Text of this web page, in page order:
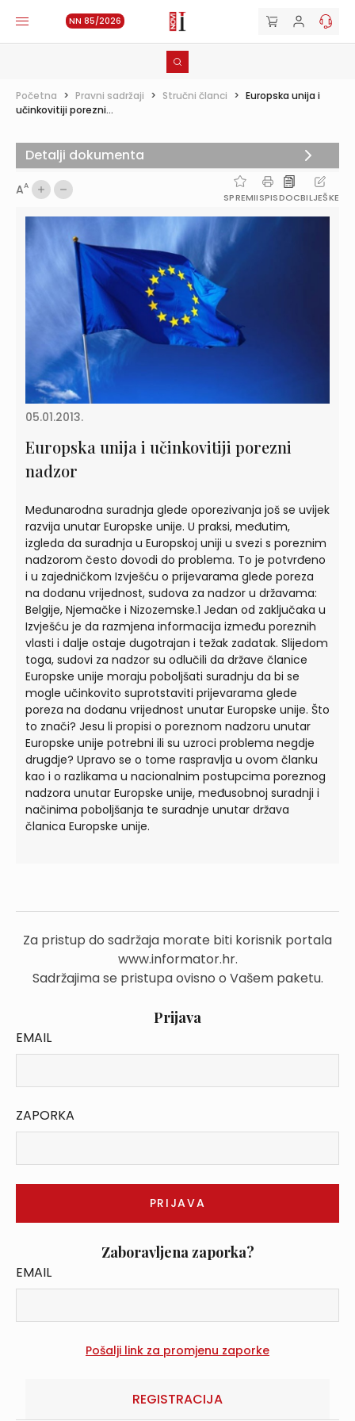
NN 85/2026
Početna > Pravni sadržaji > Stručni članci > Europska unija i
učinkovitiji porezni...
AA
SPREMIISPISDOCBILJEŠKE
05.01.2013.
Europska unija i učinkovitiji porezni
nadzor
Međunarodna suradnja glede oporezivanja još se uvijek
razvija unutar Europske unije. U praksi, međutim,
izgleda da suradnja u Europskoj uniji u svezi s poreznim
nadzorom često dovodi do problema. To je potvrđeno
i u zajedničkom Izvješću o prijevarama glede poreza
na dodanu vrijednost, sudova za nadzor u državama:
Belgije, Njemačke i Nizozemske.1 Jedan od zaključaka u
Izvješću je da razmjena informacija između poreznih
vlasti i dalje ostaje dugotrajan i težak zadatak. Slijedom
toga, sudovi za nadzor su odlučili da države članice
Europske unije moraju poboljšati suradnju da bi se
mogle učinkovito suprotstaviti prijevarama glede
poreza na dodanu vrijednost unutar Europske unije. Što
to znači? Jesu li propisi o poreznom nadzoru unutar
Europske unije potrebni ili su uzroci problema negdje
drugdje? Upravo se o tome raspravlja u ovom članku
kao i o razlikama u nacionalnim postupcima poreznog
nadzora unutar Europske unije, međusobnoj suradnji i
načinima poboljšanja te suradnje unutar država
članica Europske unije.
Za pristup do sadržaja morate biti korisnik portala
www.informator.hr.
Sadržajima se pristupa ovisno o Vašem paketu.
Prijava
EMAIL
ZAPORKA
Zaboravljena zaporka?
EMAIL
REGISTRACIJA
Detalji dokumenta